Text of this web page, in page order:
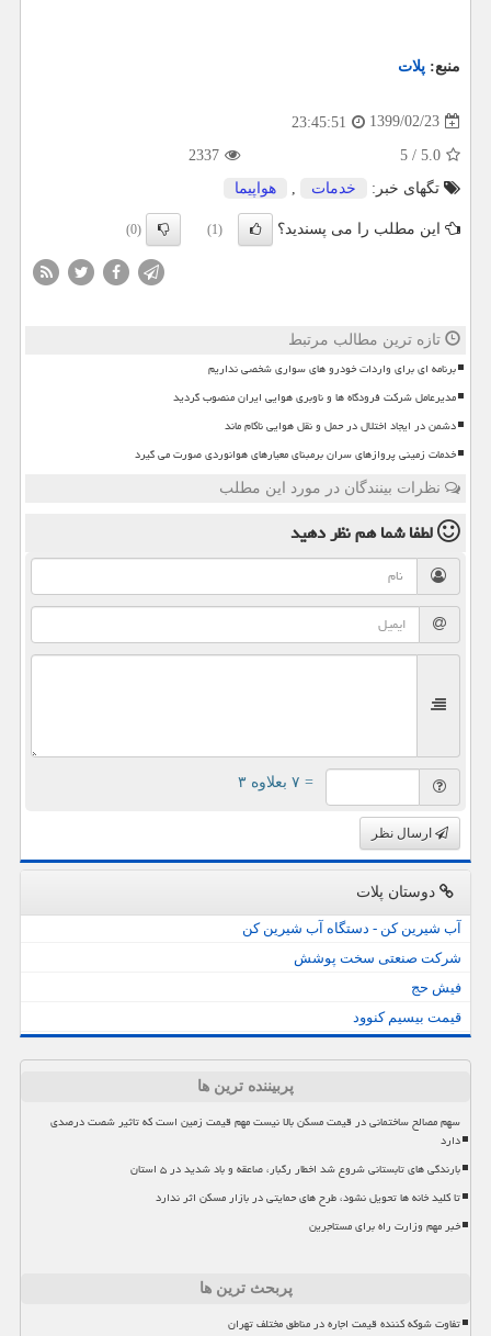
منبع: پلات
1399/02/23
23:45:51
5.0
/
5
2337
تگهای خبر:
خدمات هواپیما
این مطلب را می پسندید؟ (1)
(0)
تازه ترین مطالب مرتبط
برنامه ای برای واردات خودرو های سواری شخصی نداریم
مدیرعامل شرکت فرودگاه ها و ناوبری هوایی ایران منصوب گردید
دشمن در ایجاد اختلال در حمل و نقل هوایی ناکام ماند
خدمات زمینی پروازهای سران برمبنای معیارهای هوانوردی صورت می گیرد
نظرات بینندگان در مورد این مطلب
لطفا شما همنظر دهید
= ۷ بعلاوه ۳
ارسال نظر
دوستان پلات
آب شیرین کن - دستگاه آب شیرین کن
شرکت صنعتی سخت پوشش
فیش حج
قیمت بیسیم کنوود
پربیننده ترین ها
سهم مصالح ساختمانی در قیمت مسکن بالا نیست مهم قیمت زمین است که تاثیر شصت درصدی
دارد
بارندگی های تابستانی شروع شد اخطار رگبار، صاعقه و باد شدید در ۵ استان
تا کلید خانه ها تحویل نشود، طرح های حمایتی در بازار مسکن اثر ندارد
خبر مهم وزارت راه برای مستاجرین
پربحث ترین ها
تفاوت شوکه کننده قیمت اجاره در مناطق مختلف تهران